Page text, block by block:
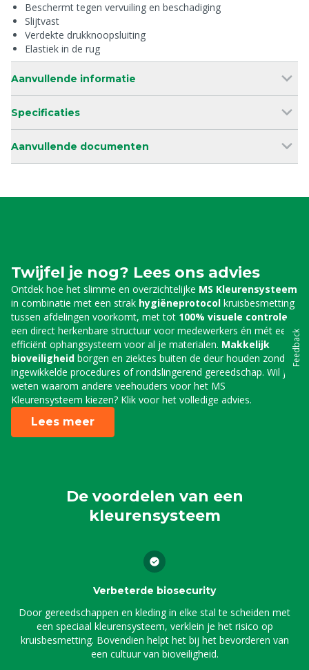
Beschermt tegen vervuiling en beschadiging
Slijtvast
Verdekte drukknoopsluiting
Elastiek in de rug
Aanvullende informatie
Specificaties
Aanvullende documenten
Twijfel je nog? Lees ons advies
Ontdek hoe het slimme en overzichtelijke MS Kleurensysteem
in combinatie met een strak hygiëneprotocol kruisbesmetting
tussen afdelingen voorkomt, met tot 100% visuele controle
een direct herkenbare structuur voor medewerkers én mét een
efficiënt ophangsysteem voor al je materialen. Makkelijk
bioveiligheid borgen en ziektes buiten de deur houden zonder
ingewikkelde procedures of rondslingerend gereedschap. Wil je
weten waarom andere veehouders voor het MS
Kleurensysteem kiezen? Klik voor het volledige advies.
Lees meer
De voordelen van een
kleurensysteem
Verbeterde biosecurity
Door gereedschappen en kleding in elke stal te scheiden met
een speciaal kleurensysteem, verklein je het risico op
kruisbesmetting. Bovendien helpt het bij het bevorderen van
een cultuur van bioveiligheid.
Feedback